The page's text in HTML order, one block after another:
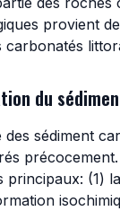
provient
carbonatés
du
des sédiment
principaux: (1)